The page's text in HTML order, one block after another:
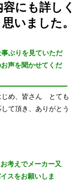
にも詳しく
いました。
ぶりを見ていただ
声を聞かせてくだ
じめ、皆さん とても
て頂き、ありがとう
考えでメーカー又
スをお願いしま